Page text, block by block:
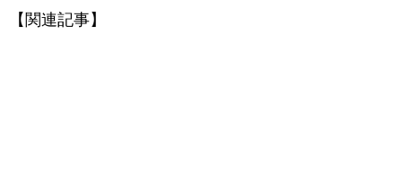
【関連記事】